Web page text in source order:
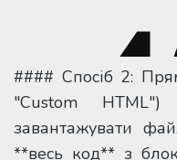
#### Спосіб 2:
"Custom
завантажувати
**весь код** з